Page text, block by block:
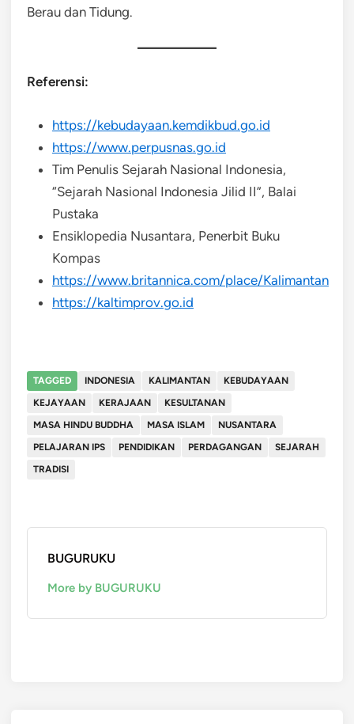
Berau dan Tidung.
Referensi:
https://kebudayaan.kemdikbud.go.id
https://www.perpusnas.go.id
Tim Penulis Sejarah Nasional Indonesia,
“Sejarah Nasional Indonesia Jilid II”, Balai
Pustaka
Ensiklopedia Nusantara, Penerbit Buku
Kompas
https://www.britannica.com/place/Kalimantan
https://kaltimprov.go.id
TAGGED INDONESIA KALIMANTAN
KEBUDAYAAN
KEJAYAAN
KERAJAAN
KESULTANAN
MASA HINDU BUDDHA
MASA ISLAM
NUSANTARA
PELAJARAN IPS
PENDIDIKAN PERDAGANGAN
SEJARAH
TRADISI
BUGURUKU
More by BUGURUKU